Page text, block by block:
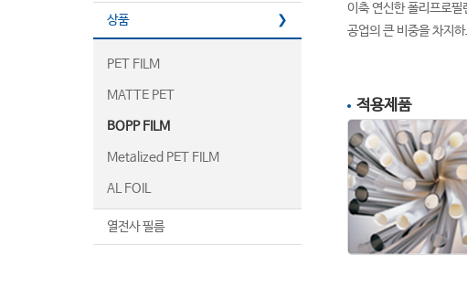
상품
PET FILM
MATTE PET
BOPP FILM
Metalized PET FILM
AL FOIL
열전사 필름
이축 연신한 폴리프로
공업의 큰 비중을 차지
적용제품